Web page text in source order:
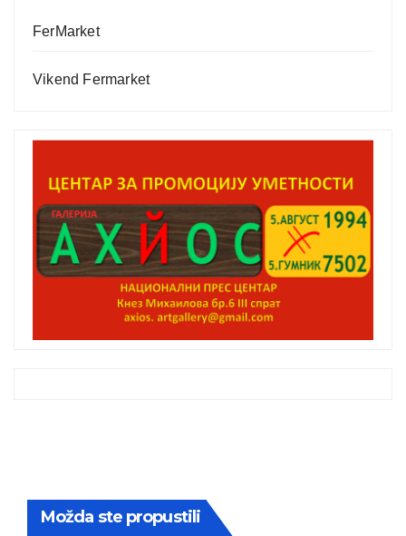
FerMarket
Vikend Fermarket
Možda ste propustili